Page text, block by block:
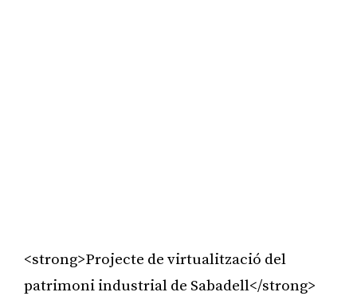
<strong>Projecte de virtualització del
patrimoni industrial de Sabadell</strong>